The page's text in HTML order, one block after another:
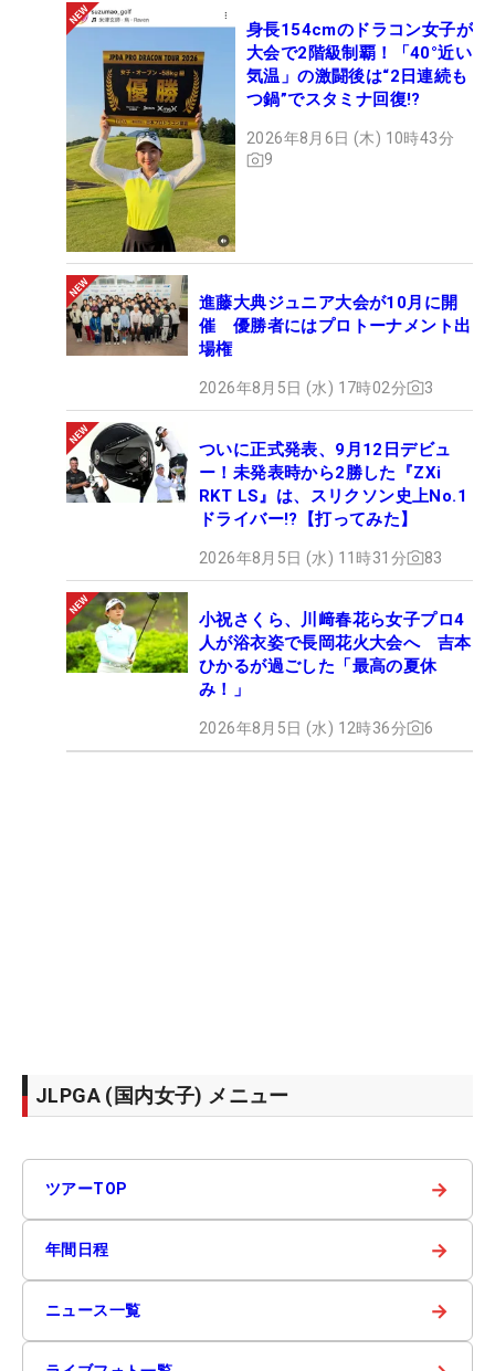
身長154cmのドラコン女子が
大会で2階級制覇！「40°近い
気温」の激闘後は“2日連続も
つ鍋”でスタミナ回復!?
2026年8月6日 (木) 10時43分
9
進藤大典ジュニア大会が10月に開
催 優勝者にはプロトーナメント出
場権
2026年8月5日 (水) 17時02分 3
ついに正式発表、9月12日デビュ
ー！未発表時から2勝した『ZXi
RKT LS』は、スリクソン史上No.1
ドライバー!?【打ってみた】
2026年8月5日 (水) 11時31分 83
小祝さくら、川﨑春花ら女子プロ4
人が浴衣姿で長岡花火大会へ 吉本
ひかるが過ごした「最高の夏休
み！」
2026年8月5日 (水) 12時36分 6
JLPGA (国内女子) メニュー
ツアーTOP →
年間日程 →
ニュース一覧 →